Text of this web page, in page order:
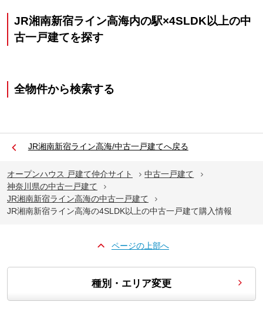
JR湘南新宿ライン高海内の駅×4SLDK以上の中
古一戸建てを探す
全物件から検索する
JR湘南新宿ライン高海/中古一戸建てへ戻る
オープンハウス 戸建て仲介サイト
中古一戸建て
神奈川県の中古一戸建て
JR湘南新宿ライン高海の中古一戸建て
JR湘南新宿ライン高海の4SLDK以上の中古一戸建て購入情報
ページの上部へ
種別・エリア変更